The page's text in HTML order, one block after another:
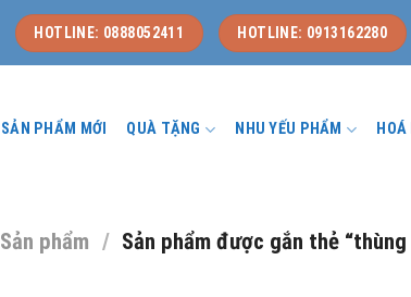
HOTLINE: 0888052411 HOTLINE: 0913162280
SẢN PHẨM MỚI QUÀ TẶNG NHU YẾU PHẨM
Sản phẩm / Sản phẩm được gắn thẻ